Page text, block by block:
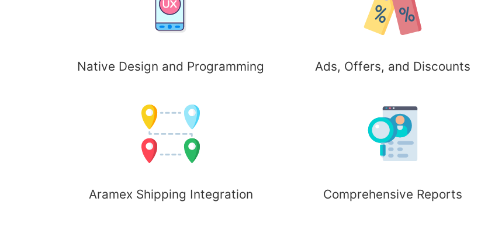
Ads, Offers, and Discounts
Native Design and Programming
Comprehensive Reports
Aramex Shipping Integration